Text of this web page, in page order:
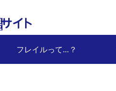
フレイルって…？